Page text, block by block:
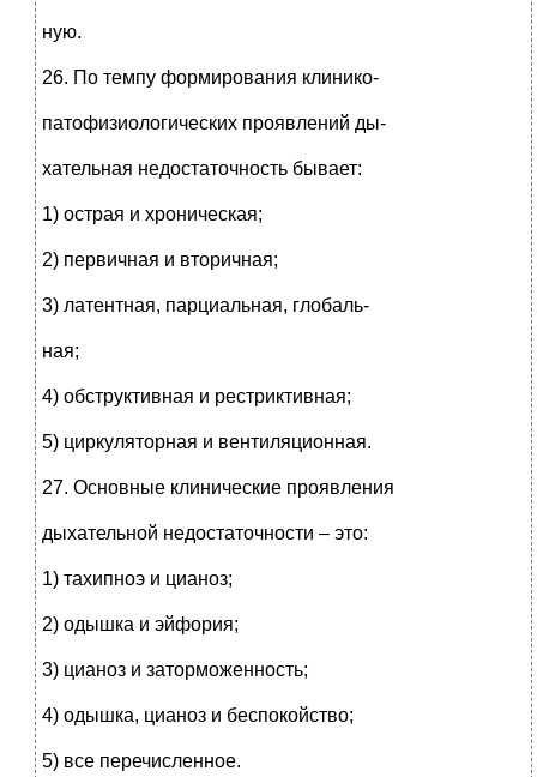
ную.
26. По темпу формирования клинико-
патофизиологических проявлений ды-
хательная недостаточность бывает:
1) острая и хроническая;
2) первичная и вторичная;
3) латентная, парциальная, глобаль-
ная;
4) обструктивная и рестриктивная;
5) циркуляторная и вентиляционная.
27. Основные клинические проявления
дыхательной недостаточности – это:
1) тахипноэ и цианоз;
2) одышка и эйфория;
3) цианоз и заторможенность;
4) одышка, цианоз и беспокойство;
5) все перечисленное.